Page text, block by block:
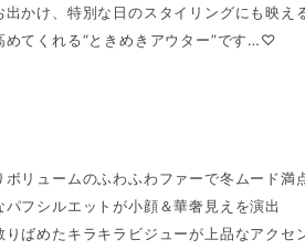
出かけ、特別な日のスタイリングにも映え
めてくれる“ときめきアウター”です…♡
ボリュームのふわふわファーで冬ムード満
パフシルエットが小顔＆華奢見えを演出
りばめたキラキラビジューが上品なアクセ